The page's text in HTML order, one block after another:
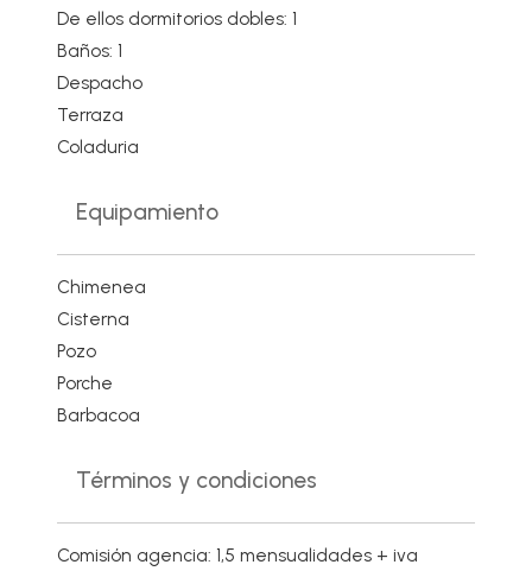
De ellos dormitorios dobles: 1
Baños: 1
Despacho
Terraza
Coladuria
Equipamiento
Chimenea
Cisterna
Pozo
Porche
Barbacoa
Términos y condiciones
Comisión agencia: 1,5 mensualidades + iva